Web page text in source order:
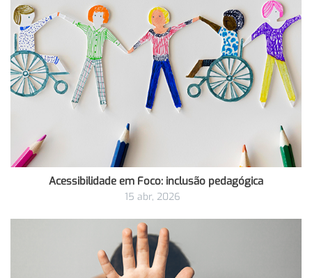
Acessibilidade em Foco: inclusão pedagógica
15 abr, 2026